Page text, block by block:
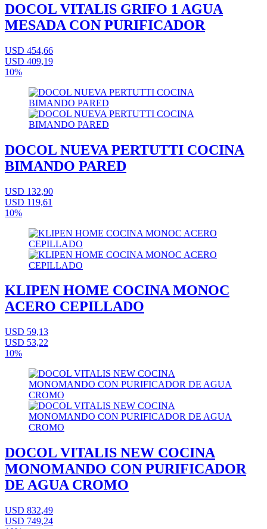
DOCOL VITALIS GRIFO 1 AGUA
MESADA CON PURIFICADOR
USD 454,66
USD 409,19
10%
DOCOL NUEVA PERTUTTI COCINA
BIMANDO PARED
USD 132,90
USD 119,61
10%
KLIPEN HOME COCINA MONOC
ACERO CEPILLADO
USD 59,13
USD 53,22
10%
DOCOL VITALIS NEW COCINA
MONOMANDO CON PURIFICADOR
DE AGUA CROMO
USD 832,49
USD 749,24